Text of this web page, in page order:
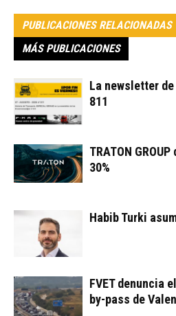
PUBLICACIONES RELACIONADAS
MÁS PUBLICACIONES
La newsletter
811
TRATON
30%
Habib Turki
FVET denuncia
by-pass de